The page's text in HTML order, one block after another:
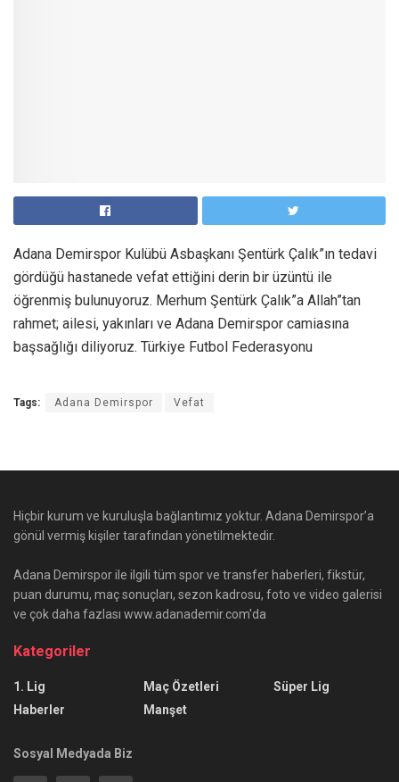
Adana Demirspor Kulübü Asbaşkanı Şentürk Çalık”ın tedavi
gördüğü hastanede vefat ettiğini derin bir üzüntü ile
öğrenmiş bulunuyoruz. Merhum Şentürk Çalık”a Allah”tan
rahmet; ailesi, yakınları ve Adana Demirspor camiasına
başsağlığı diliyoruz. Türkiye Futbol Federasyonu
Tags: Adana Demirspor Vefat
Hiçbir kurum ve kuruluşla bağlantımız yoktur. Adana Demirspor’a
gönül vermiş kişiler tarafından yönetilmektedir.
Adana Demirspor ile ilgili tüm spor ve transfer haberleri, fikstür,
puan durumu, maç sonuçları, sezon kadrosu, foto ve video galerisi
ve çok daha fazlası www.adanademir.com'da
Kategoriler
1. Lig
Haberler
Maç Özetleri
Manşet
Süper Lig
Sosyal Medyada Biz